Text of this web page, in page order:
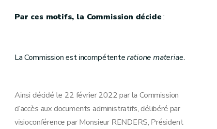
Par ces motifs, la Commission décide:
La Commission est incompétenteratione materiae.
Ainsi décidé le 22 février 2022 par la Commission
d’accès aux documents administratifs, délibéré par
visioconférence par Monsieur RENDERS, Président